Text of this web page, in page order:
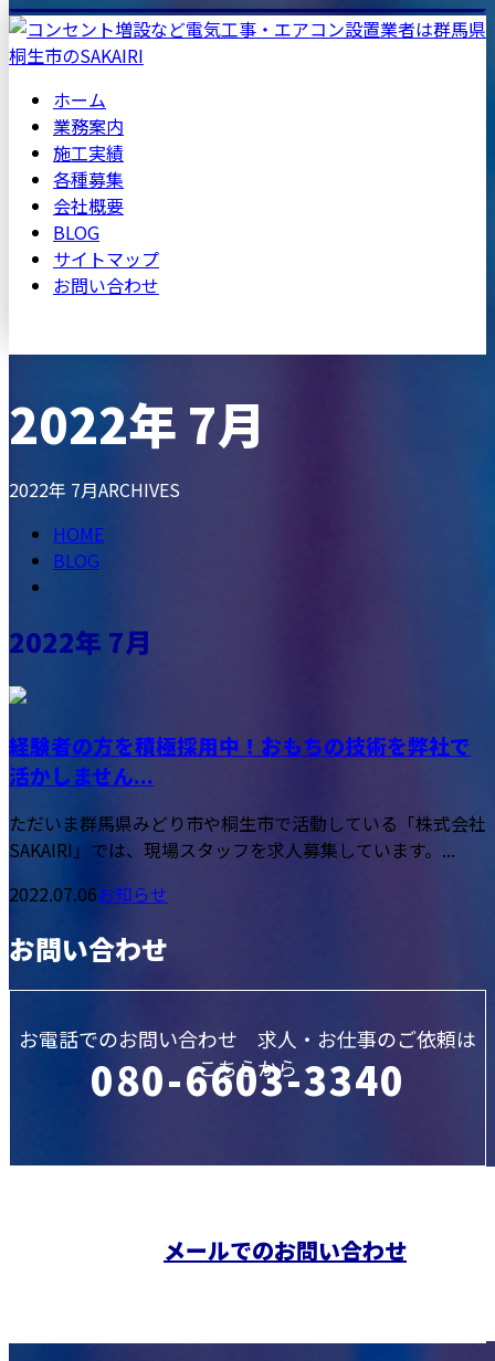
ホーム
業務案内
施工実績
各種募集
会社概要
BLOG
サイトマップ
お問い合わせ
メールフォーム
2022年 7月
2022年 7月ARCHIVES
HOME
BLOG
2022年 7月
経験者の方を積極採用中！おもちの技術を弊社で
活かしません...
ただいま群馬県みどり市や桐生市で活動している「株式会社
SAKAIRI」では、現場スタッフを求人募集しています。...
2022.07.06お知らせ
お問い合わせ
お電話でのお問い合わせ 求人・お仕事のご依頼は
こちらから
080-6603-3340
メールでのお問い合わせ